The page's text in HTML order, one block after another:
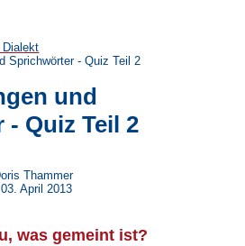
Dialekt
Sprichwörter - Quiz Teil 2
und
Quiz Teil 2
Thammer
April 2013
was gemeint ist?